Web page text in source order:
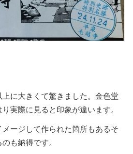
に大きくて驚きました。金色堂
実際に見ると印象が違います。
ージして作られた箇所もあるそ
も納得です。